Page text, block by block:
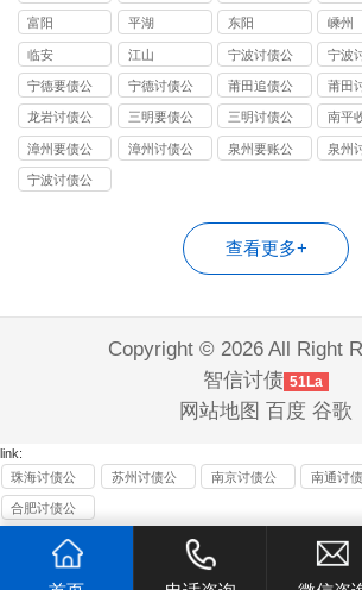
富阳 平湖 东阳 嵊州
临安 江山
宁波讨债公
司
宁波
务
宁德要债公
司
宁德讨债公
司
莆田追债公
司
莆田
司
龙岩讨债公
司
三明要债公
司
三明讨债公
司
南平
司
漳州要债公
司
漳州讨债公
泉州要账公
泉州
宁波讨债公
查看更多+
Copyright © 2026 All Right
智信讨债 51La
网站地图 百度 谷歌
link:
珠海讨债公
司
苏州讨债公
南京讨债公
南通讨
合肥讨债公